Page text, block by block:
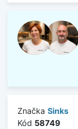
Značka Sinks
Kód 58749